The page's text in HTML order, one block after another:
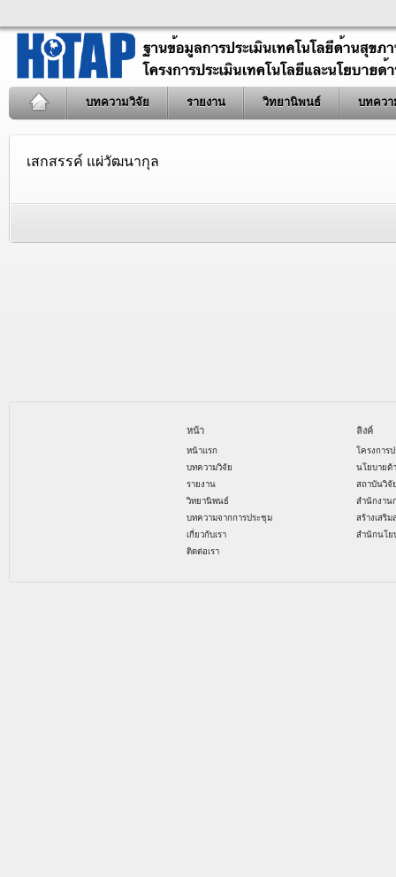
บทความวิจัย รายงาน วิทยานิพนธ์ บทควา
เสกสรรค์ แผ่วัฒนากุล
หน้า
หน้าแรก
บทความวิจัย
รายงาน
วิทยานิพนธ์
บทความจากการประชุม
เกี่ยวกับเรา
ติดต่อเรา
ลิงค์
โครงการ
นโยบายด้
สถาบันวิจั
สำนักงาน
สร้างเสริ
สำนักนโย